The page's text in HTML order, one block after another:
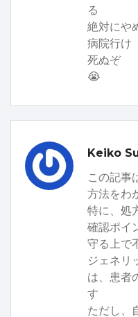
る
絶対にや
病院行け
死ぬぞ
😭
Keiko
この記事
方法をわ
特に、処
確認ポイ
守る上で
ジェネリ
は、患者
す
ただし、